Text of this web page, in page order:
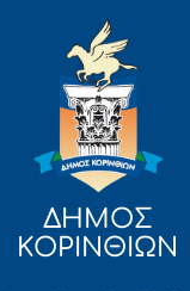
ΔΗΜΟΣ
ΚΟΡΙΝΘΙΩΝ